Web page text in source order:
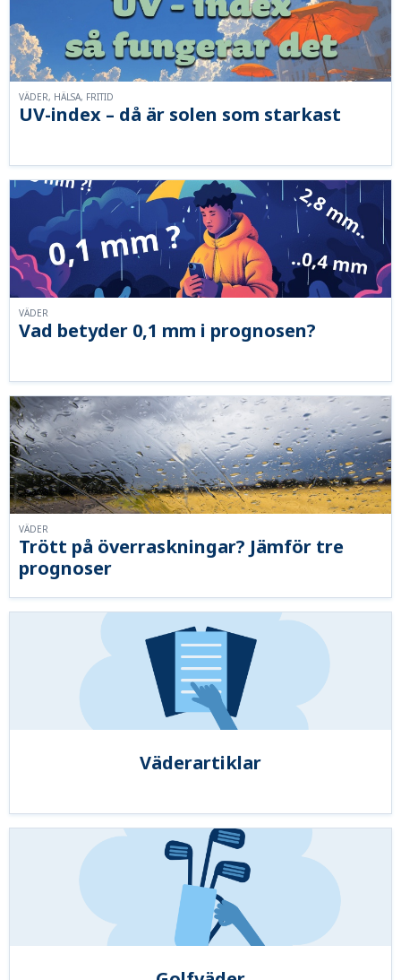
UV-index – då är solen som starkast
VÄDER, HÄLSA, FRITID
Vad betyder 0,1 mm i prognosen?
VÄDER
Trött på överraskningar? Jämför tre
prognoser
VÄDER
Väderartiklar